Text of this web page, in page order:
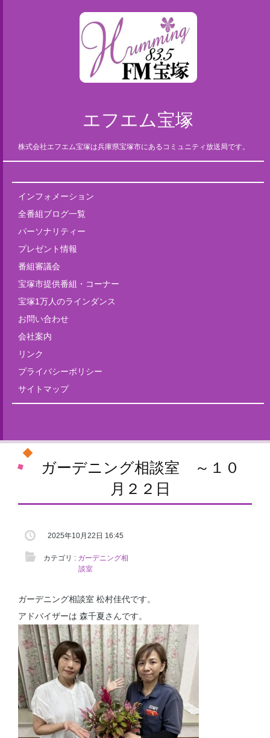
エフエム宝塚
株式会社エフエム宝塚は兵庫県宝塚市にあるコミュニティ放送局です。
インフォメーション
全番組ブログ一覧
パーソナリティー
プレゼント情報
番組審議会
宝塚市提供番組・コーナー
宝塚1万人のラインダンス
お問い合わせ
会社案内
リンク
プライバシーポリシー
サイトマップ
ガーデニング相談室 ～１０
月２２日
2025年10月22日 16:45
カテゴリ : ガーデニング相
談室
ガーデニング相談室 松村佳代です。
アドバイザーは 森千夏さんです。